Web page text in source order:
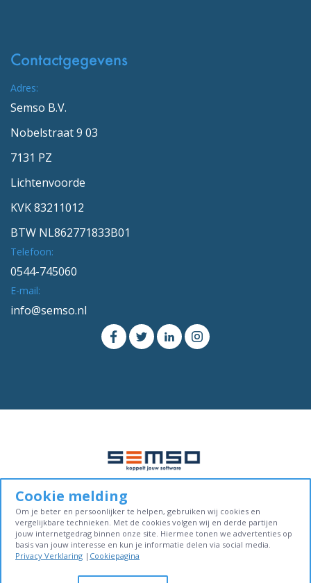
Contactgegevens
Adres:
Semso B.V.
Nobelstraat 9 03
7131 PZ
Lichtenvoorde
KVK 83211012
BTW NL862771833B01
Telefoon:
0544-745060
E-mail:
info@semso.nl
© Copyright 2016-2026. Alle rechten voorbehouden.
Cookiebeleid
Privacy verklaring
Algemene voorwaarden
Sitemap
Contact
Cookie melding
Om je beter en persoonlijker te helpen, gebruiken wij cookies en
vergelijkbare technieken. Met de cookies volgen wij en derde partijen
jouw internetgedrag binnen onze site. Hiermee tonen we advertenties op
basis van jouw interesse en kun je informatie delen via social media.
Privacy Verklaring | Cookiepagina